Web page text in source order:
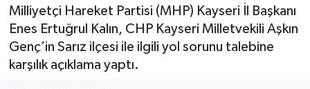
Milliyetçi Hareket Partisi (MHP) Kayseri İl Başkanı
Enes Ertuğrul Kalın, CHP Kayseri Milletvekili Aşkın
Genç’in Sarız ilçesi ile ilgili yol sorunu talebine
karşılık açıklama yaptı.
Politika
Tokat Spor
Tüm Manşetler
Son Dakika Haberleri